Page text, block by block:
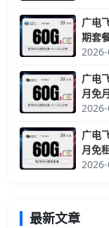
广电
期套
广电
月免
广电
月免
最新文章